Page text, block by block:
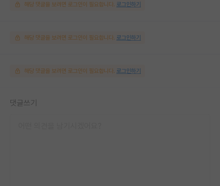
해당 댓글을 보려면 로그인이 필요합니다. 로그인하기
해당 댓글을 보려면 로그인이 필요합니다. 로그인하기
해당 댓글을 보려면 로그인이 필요합니다. 로그인하기
댓글쓰기